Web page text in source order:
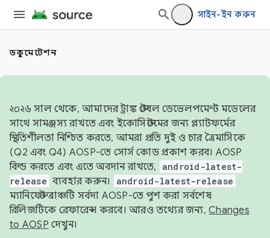
সাইন-ইন করুন
ডকুমেন্টেশন
২০২৬ সাল থেকে, আমাদের ট্রাঙ্ক স্টেবল ডেভেলপমেন্ট মডেলের
সাথে সামঞ্জস্য রাখতে এবং ইকোসিস্টেমের জন্য প্ল্যাটফর্মের
স্থিতিশীলতা নিশ্চিত করতে, আমরা প্রতি দুই ও চার ত্রৈমাসিকে
(Q2 এবং Q4) AOSP-তে সোর্স কোড প্রকাশ করব। AOSP
বিল্ড করতে এবং এতে অবদান রাখতে,
android-latest-
release ব্যবহার করুন। android-latest-release
ম্যানিফেস্ট ব্রাঞ্চটি সর্বদা AOSP-তে পুশ করা সর্বশেষ
রিলিজটিকে রেফারেন্স করবে। আরও তথ্যের জন্য, Changes
to AOSP দেখুন।